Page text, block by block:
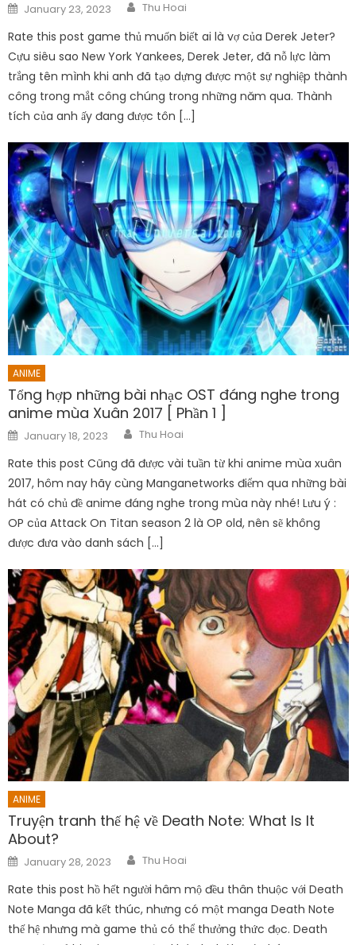
Posted
on
January 23, 2023 Author
Thu Hoai
Rate this post game thủ muốn biết ai là vợ của Derek Jeter?
Cựu siêu sao New York Yankees, Derek Jeter, đã nỗ lực làm
trắng tên mình khi anh đã tạo dựng được một sự nghiệp thành
công trong mắt công chúng trong những năm qua. Thành
tích của anh ấy đang được tôn […]
ANIME
Tổng hợp những bài nhạc OST đáng nghe trong
anime mùa Xuân 2017 [ Phần 1 ]
Posted
on
January 18, 2023 Author
Thu Hoai
Rate this post Cũng đã được vài tuần từ khi anime mùa xuân
2017, hôm nay hãy cùng Manganetworks điểm qua những bài
hát có chủ đề anime đáng nghe trong mùa này nhé! Lưu ý :
OP của Attack On Titan season 2 là OP old, nên sẽ không
được đưa vào danh sách […]
ANIME
Truyện tranh thế hệ về Death Note: What Is It
About?
Posted
on
January 28, 2023 Author
Thu Hoai
Rate this post hồ hết người hâm mộ đều thân thuộc với Death
Note Manga đã kết thúc, nhưng có một manga Death Note
thế hệ nhưng mà game thủ có thể thưởng thức đọc. Death